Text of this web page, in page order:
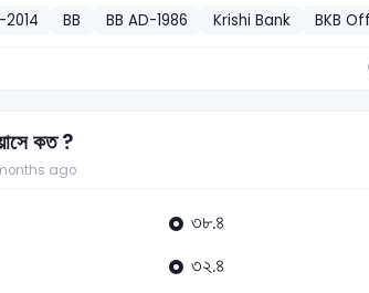
BB BB AD-1986 Krishi Bank BKB
কত ?
ago
৩৮.৪
৩২.৪